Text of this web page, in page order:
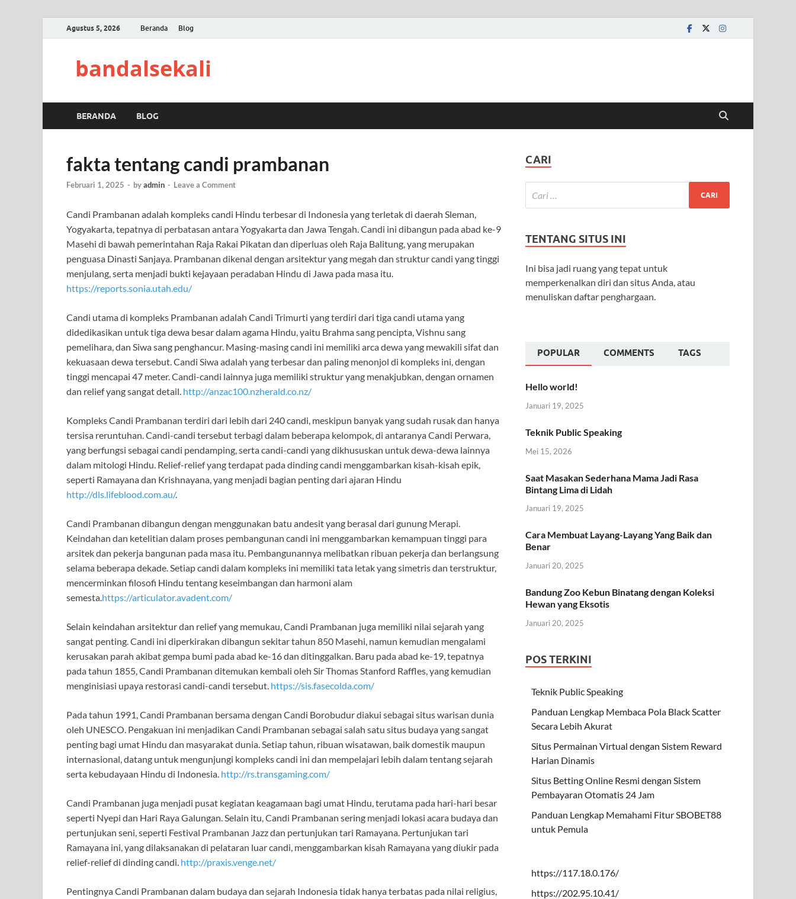
Agustus 5, 2026 Beranda Blog
bandalsekali
BERANDA BLOG
fakta tentang candi prambanan
Februari 1, 2025 - byadmin - Leave a Comment
Candi Prambanan adalah kompleks candi Hindu terbesar di Indonesia yang terletak di daerah Sleman,
Yogyakarta, tepatnya di perbatasan antara Yogyakarta dan Jawa Tengah. Candi ini dibangun pada abad ke-9
Masehi di bawah pemerintahan Raja Rakai Pikatan dan diperluas oleh Raja Balitung, yang merupakan
penguasa Dinasti Sanjaya. Prambanan dikenal dengan arsitektur yang megah dan struktur candi yang tinggi
menjulang, serta menjadi bukti kejayaan peradaban Hindu di Jawa pada masa itu.
https://reports.sonia.utah.edu/
Candi utama di kompleks Prambanan adalah Candi Trimurti yang terdiri dari tiga candi utama yang
didedikasikan untuk tiga dewa besar dalam agama Hindu, yaitu Brahma sang pencipta, Vishnu sang
pemelihara, dan Siwa sang penghancur. Masing-masing candi ini memiliki arca dewa yang mewakili sifat dan
kekuasaan dewa tersebut. Candi Siwa adalah yang terbesar dan paling menonjol di kompleks ini, dengan
tinggi mencapai 47 meter. Candi-candi lainnya juga memiliki struktur yang menakjubkan, dengan ornamen
dan relief yang sangat detail. http://anzac100.nzherald.co.nz/
Kompleks Candi Prambanan terdiri dari lebih dari 240 candi, meskipun banyak yang sudah rusak dan hanya
tersisa reruntuhan. Candi-candi tersebut terbagi dalam beberapa kelompok, di antaranya Candi Perwara,
yang berfungsi sebagai candi pendamping, serta candi-candi yang dikhususkan untuk dewa-dewa lainnya
dalam mitologi Hindu. Relief-relief yang terdapat pada dinding candi menggambarkan kisah-kisah epik,
seperti Ramayana dan Krishnayana, yang menjadi bagian penting dari ajaran Hindu
http://dls.lifeblood.com.au/.
Candi Prambanan dibangun dengan menggunakan batu andesit yang berasal dari gunung Merapi.
Keindahan dan ketelitian dalam proses pembangunan candi ini menggambarkan kemampuan tinggi para
arsitek dan pekerja bangunan pada masa itu. Pembangunannya melibatkan ribuan pekerja dan berlangsung
selama beberapa dekade. Setiap candi dalam kompleks ini memiliki tata letak yang simetris dan terstruktur,
mencerminkan filosofi Hindu tentang keseimbangan dan harmoni alam
semesta.https://articulator.avadent.com/
Selain keindahan arsitektur dan relief yang memukau, Candi Prambanan juga memiliki nilai sejarah yang
sangat penting. Candi ini diperkirakan dibangun sekitar tahun 850 Masehi, namun kemudian mengalami
kerusakan parah akibat gempa bumi pada abad ke-16 dan ditinggalkan. Baru pada abad ke-19, tepatnya
pada tahun 1855, Candi Prambanan ditemukan kembali oleh Sir Thomas Stanford Raffles, yang kemudian
menginisiasi upaya restorasi candi-candi tersebut. https://sis.fasecolda.com/
Pada tahun 1991, Candi Prambanan bersama dengan Candi Borobudur diakui sebagai situs warisan dunia
oleh UNESCO. Pengakuan ini menjadikan Candi Prambanan sebagai salah satu situs budaya yang sangat
penting bagi umat Hindu dan masyarakat dunia. Setiap tahun, ribuan wisatawan, baik domestik maupun
internasional, datang untuk mengunjungi kompleks candi ini dan mempelajari lebih dalam tentang sejarah
serta kebudayaan Hindu di Indonesia. http://rs.transgaming.com/
Candi Prambanan juga menjadi pusat kegiatan keagamaan bagi umat Hindu, terutama pada hari-hari besar
seperti Nyepi dan Hari Raya Galungan. Selain itu, Candi Prambanan sering menjadi lokasi acara budaya dan
pertunjukan seni, seperti Festival Prambanan Jazz dan pertunjukan tari Ramayana. Pertunjukan tari
Ramayana ini, yang dilaksanakan di pelataran luar candi, menggambarkan kisah Ramayana yang diukir pada
relief-relief di dinding candi. http://praxis.venge.net/
Pentingnya Candi Prambanan dalam budaya dan sejarah Indonesia tidak hanya terbatas pada nilai religius,
CARI
TENTANG SITUS INI
Ini bisa jadi ruang yang tepat untuk
memperkenalkan diri dan situs Anda, atau
menuliskan daftar penghargaan.
POPULAR COMMENTS TAGS
Hello world!
Januari 19, 2025
Teknik Public Speaking
Mei 15, 2026
Saat Masakan Sederhana Mama Jadi Rasa
Bintang Lima di Lidah
Januari 19, 2025
Cara Membuat Layang-Layang Yang Baik dan
Benar
Januari 20, 2025
Bandung Zoo Kebun Binatang dengan Koleksi
Hewan yang Eksotis
Januari 20, 2025
POS TERKINI
Teknik Public Speaking
Panduan Lengkap Membaca Pola Black Scatter
Secara Lebih Akurat
Situs Permainan Virtual dengan Sistem Reward
Harian Dinamis
Situs Betting Online Resmi dengan Sistem
Pembayaran Otomatis 24 Jam
Panduan Lengkap Memahami Fitur SBOBET88
untuk Pemula
https://117.18.0.176/
https://202.95.10.41/